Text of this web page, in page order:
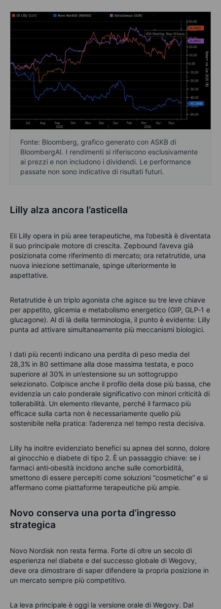
Fonte: Bloomberg, grafico generato con ASKB di
BloombergAI. I rendimenti si riferiscono esclusivamente
ai prezzi e non includono i dividendi. Le performance
passate non sono indicative di risultati futuri.
Lilly alza ancora l’asticella
Eli Lilly opera in più aree terapeutiche, ma l’obesità è diventata
il suo principale motore di crescita. Zepbound l’aveva già
posizionata come riferimento di mercato; ora retatrutide, una
nuova iniezione settimanale, spinge ulteriormente le
aspettative.
Retatrutide è un triplo agonista che agisce su tre leve chiave
per appetito, glicemia e metabolismo energetico (GIP, GLP‑1 e
glucagone). Al di là della terminologia, il punto è evidente: Lilly
punta ad attivare simultaneamente più meccanismi biologici.
I dati più recenti indicano una perdita di peso media del
28,3% in 80 settimane alla dose massima testata, e poco
superiore al 30% in un’estensione su un sottogruppo
selezionato. Colpisce anche il profilo della dose più bassa, che
evidenzia un calo ponderale significativo con minori criticità di
tollerabilità. Un elemento rilevante, perché il farmaco più
efficace sulla carta non è necessariamente quello più
sostenibile nella pratica: l’aderenza nel tempo resta decisiva.
Lilly ha inoltre evidenziato benefici su apnea del sonno, dolore
al ginocchio e diabete di tipo 2. È un passaggio chiave: se i
farmaci anti‑obesità incidono anche sulle comorbidità,
smettono di essere percepiti come soluzioni “cosmetiche” e si
affermano come piattaforme terapeutiche più ampie.
Novo conserva una porta d’ingresso
strategica
Novo Nordisk non resta ferma. Forte di oltre un secolo di
esperienza nel diabete e del successo globale di Wegovy,
deve ora dimostrare di saper difendere la propria posizione in
un mercato sempre più competitivo.
La leva principale è oggi la versione orale di Wegovy. Dal